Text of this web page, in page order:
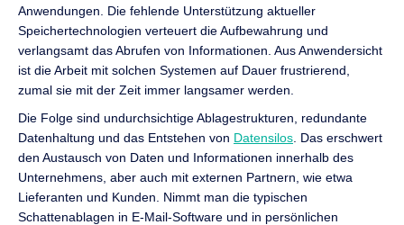
Anwendungen. Die fehlende Unterstützung aktueller
Speichertechnologien verteuert die Aufbewahrung und
verlangsamt das Abrufen von Informationen. Aus Anwendersicht
ist die Arbeit mit solchen Systemen auf Dauer frustrierend,
zumal sie mit der Zeit immer langsamer werden.
Die Folge sind undurchsichtige Ablagestrukturen, redundante
Datenhaltung und das Entstehen von Datensilos . Das erschwert
den Austausch von Daten und Informationen innerhalb des
Unternehmens, aber auch mit externen Partnern, wie etwa
Lieferanten und Kunden. Nimmt man die typischen
Schattenablagen in E-Mail-Software und in persönlichen